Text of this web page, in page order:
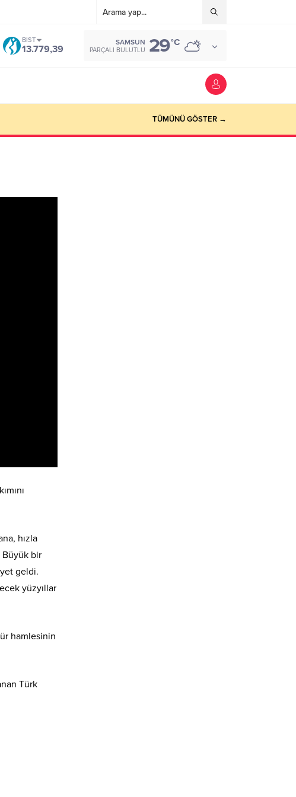
BIST
13.779,39
SAMSUN
PARÇALI BULUTLU 29°C
TÜMÜNÜ GÖSTER →
hızla
Büyük bir
geldi.
yüzyıllar
hamlesinin
Türk